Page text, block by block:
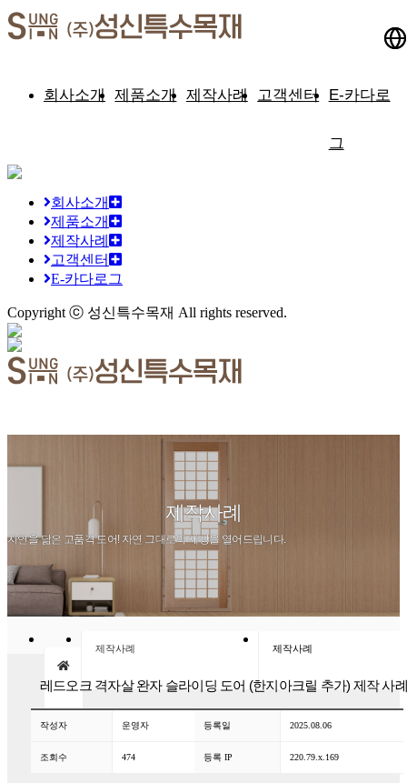
회사소개 제품소개 제작사례 고객센터 E-카다로
그
회사소개
제품소개
제작사례
고객센터
E-카다로그
Copyright ⓒ 성신특수목재 All rights reserved.
제작사례
자연을 닮은 고품격 도어! 자연 그대로의 세상을 열어드립니다.
제작사례 제작사례
레드오크 격자살 완자 슬라이딩 도어 (한지아크릴 추가) 제작 사례
작성자 운영자 등록일 2025.08.06
조회수 474 등록 IP 220.79.x.169